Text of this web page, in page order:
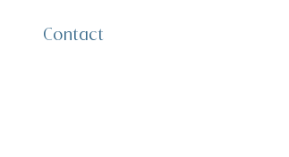
Contact